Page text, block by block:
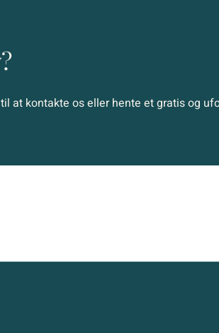
at kontakte os eller hente et gratis og